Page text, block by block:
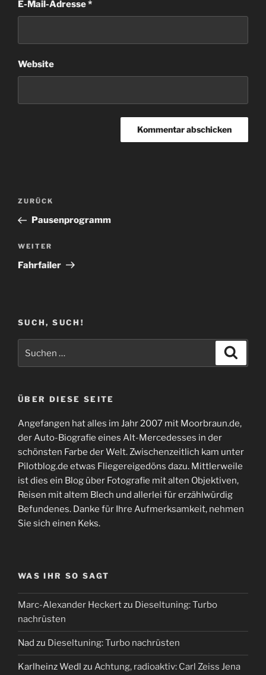
E-Mail-Adresse*
Website
Beitragsnavigation
Vorheriger
Beitrag
ZURÜCK
Pausenprogramm
Nächster
Beitrag
WEITER
Fahrfailer
SUCH, SUCH!
nach:
ÜBER DIESE SEITE
Angefangen hat alles im Jahr 2007 mit Moorbraun.de,
der Auto-Biografie eines Alt-Mercedesses in der
schönsten Farbe der Welt. Zwischenzeitlich kam unter
Pilotblog.de etwas Fliegereigedöns dazu. Mittlerweile
ist dies ein Blog über Fotografie mit alten Objektiven,
Reisen mit altem Blech und allerlei für erzählwürdig
Befundenes. Danke für Ihre Aufmerksamkeit, nehmen
Sie sich einen Keks.
WAS IHR SO SAGT
Marc-Alexander Heckertzu Dieseltuning: Turbo
nachrüsten
Nad zu Dieseltuning: Turbo nachrüsten
Karlheinz Wedl zu Achtung, radioaktiv: Carl Zeiss Jena